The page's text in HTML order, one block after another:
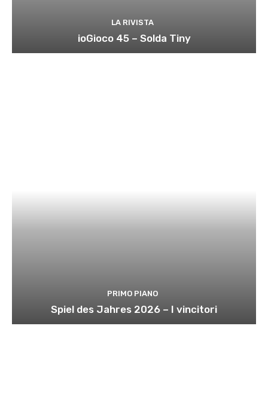
LA RIVISTA
ioGioco 45 – Solda Tiny
PRIMO PIANO
Spiel des Jahres 2026 – I vincitori